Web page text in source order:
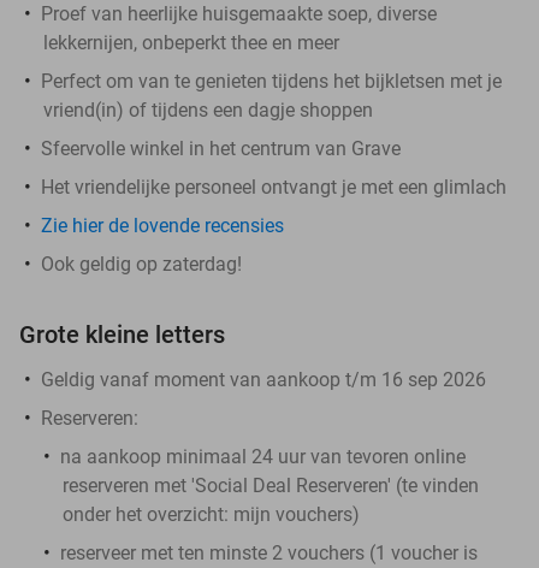
Proef van heerlijke huisgemaakte soep, diverse
lekkernijen, onbeperkt thee en meer
Perfect om van te genieten tijdens het bijkletsen met je
vriend(in) of tijdens een dagje shoppen
Sfeervolle winkel in het centrum van Grave
Het vriendelijke personeel ontvangt je met een glimlach
Zie hier de lovende recensies
Ook geldig op zaterdag!
Grote kleine letters
Geldig vanaf moment van aankoop t/m 16 sep 2026
Reserveren:
na aankoop minimaal 24 uur van tevoren online
reserveren met 'Social Deal Reserveren' (te vinden
onder het overzicht: mijn vouchers)
reserveer met ten minste 2 vouchers (1 voucher is